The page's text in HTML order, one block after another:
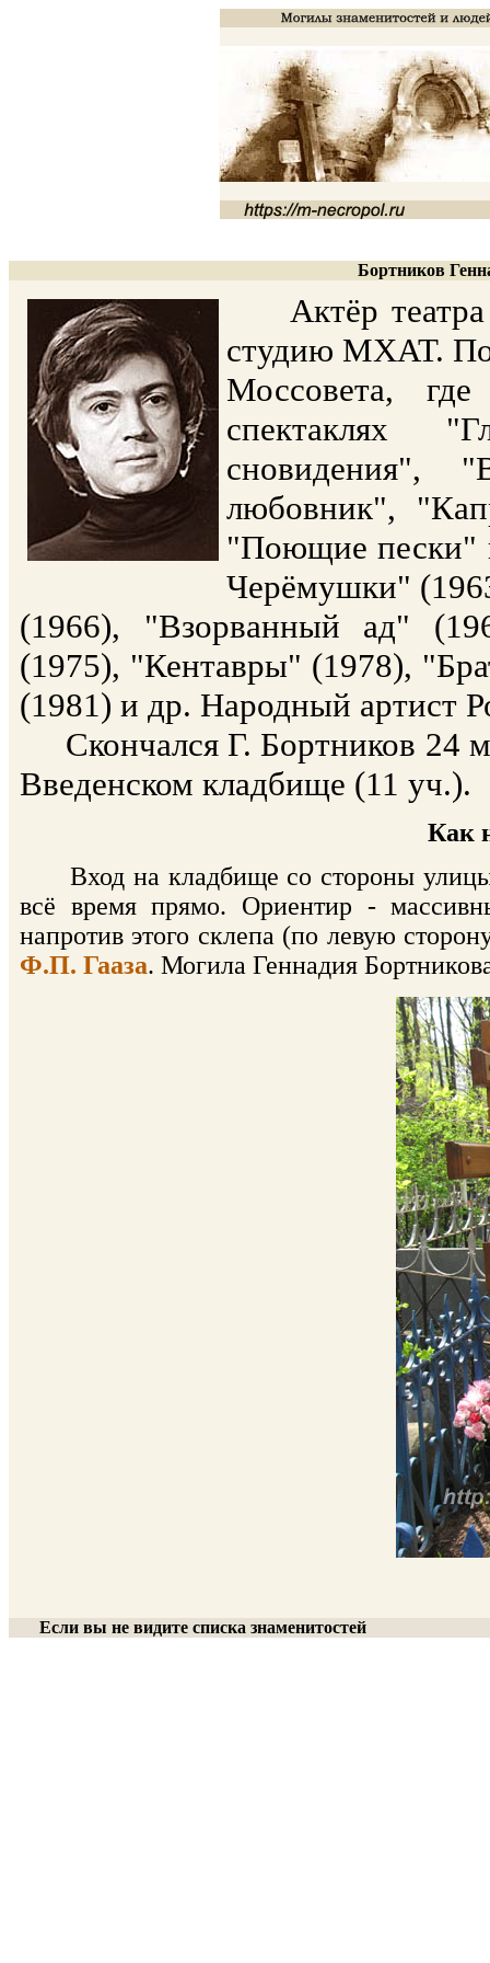
Бортников
Актёр театра
студию МХАТ.
Моссовета,
спектаклях
любовник",
"Поющие пески"
Черёмушки"
(1966), "Взорванный ад"
(1975), "Кентавры" (1978),
(1981) и др. Народный артист
Скончался Г. Бортников 24
Введенском кладбище (11 уч.).
Как
Вход на кладбище со стороны улицы
всё время прямо. Ориентир -
напротив этого склепа (по левую
Ф.П. Гааза. Могила Геннадия
Если вы не видите списка знаменитостей